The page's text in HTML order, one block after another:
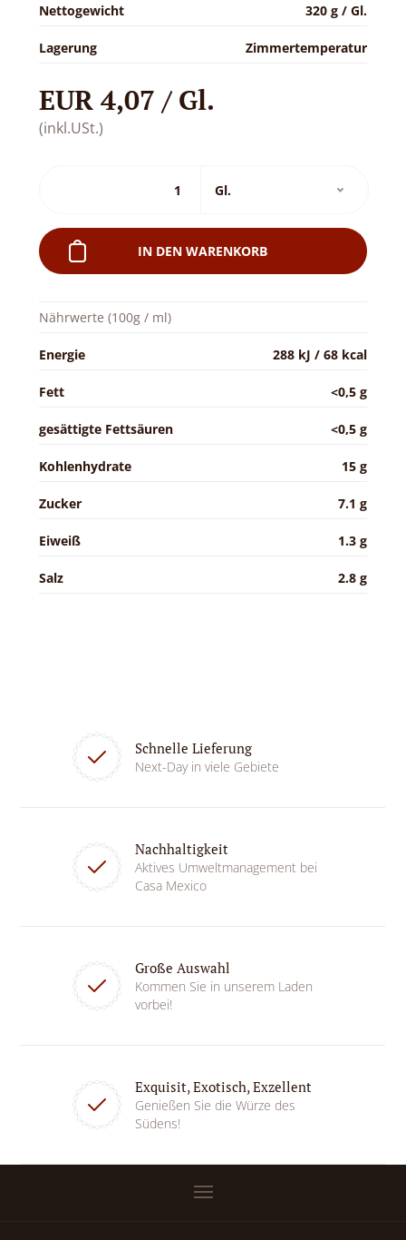
Nettogewicht 320 g / Gl.
Lagerung Zimmertemperatur
EUR 4,07 / Gl.
(inkl.USt.)
IN DEN WARENKORB
Nährwerte (100g / ml)
Energie 288 kJ / 68 kcal
Fett <0,5 g
gesättigte Fettsäuren <0,5 g
Kohlenhydrate 15 g
Zucker 7.1 g
Eiweiß 1.3 g
Salz 2.8 g
Schnelle Lieferung
Next-Day in viele Gebiete
Nachhaltigkeit
Aktives Umweltmanagement bei
Casa Mexico
Große Auswahl
Kommen Sie in unserem Laden
vorbei!
Exquisit, Exotisch, Exzellent
Genießen Sie die Würze des
Südens!